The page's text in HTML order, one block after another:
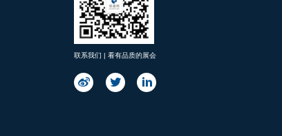
联系我们 | 看有品质的展会